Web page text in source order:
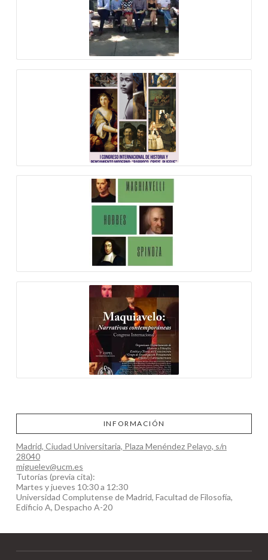
INFORMACIÓN
Madrid, Ciudad Universitaria, Plaza Menéndez Pelayo, s/n
28040
miguelev@ucm.es
Tutorías (previa cita):
Martes y jueves 10:30 a 12:30
Universidad Complutense de Madrid, Facultad de Filosofía,
Edificio A, Despacho A-20